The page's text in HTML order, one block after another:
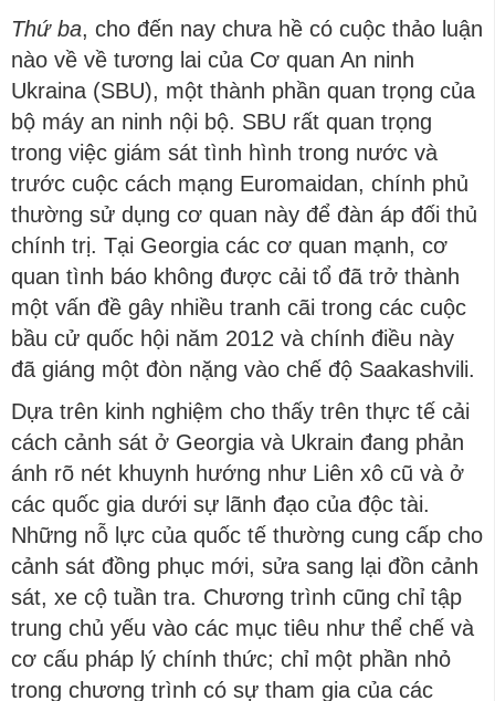
Thứ ba, cho đến nay chưa hề có cuộc thảo luận
nào về về tương lai của Cơ quan An ninh
Ukraina (SBU), một thành phần quan trọng của
bộ máy an ninh nội bộ. SBU rất quan trọng
trong việc giám sát tình hình trong nước và
trước cuộc cách mạng Euromaidan, chính phủ
thường sử dụng cơ quan này để đàn áp đối thủ
chính trị. Tại Georgia các cơ quan mạnh, cơ
quan tình báo không được cải tổ đã trở thành
một vấn đề gây nhiều tranh cãi trong các cuộc
bầu cử quốc hội năm 2012 và chính điều này
đã giáng một đòn nặng vào chế độ Saakashvili.
Dựa trên kinh nghiệm cho thấy trên thực tế cải
cách cảnh sát ở Georgia và Ukrain đang phản
ánh rõ nét khuynh hướng như Liên xô cũ và ở
các quốc gia dưới sự lãnh đạo của độc tài.
Những nỗ lực của quốc tế thường cung cấp cho
cảnh sát đồng phục mới, sửa sang lại đồn cảnh
sát, xe cộ tuần tra. Chương trình cũng chỉ tập
trung chủ yếu vào các mục tiêu như thể chế và
cơ cấu pháp lý chính thức; chỉ một phần nhỏ
trong chương trình có sự tham gia của các